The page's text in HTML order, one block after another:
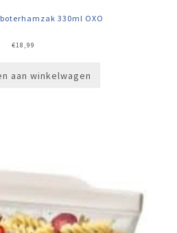
330ml OXO
€18,99
aan winkelwagen